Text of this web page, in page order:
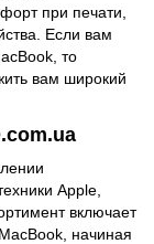
при печати,
Если вам
то
вам широкий
Apple,
включает
начиная